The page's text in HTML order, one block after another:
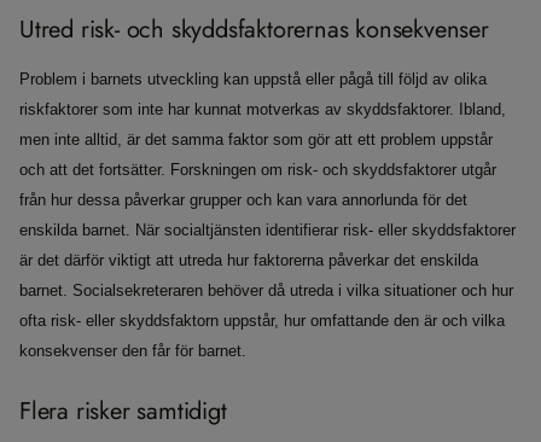
Utred risk- och skyddsfaktorernas konsekvenser
Problem i barnets utveckling kan uppstå eller pågå till följd av olika
riskfaktorer som inte har kunnat motverkas av skyddsfaktorer. Ibland,
men inte alltid, är det samma faktor som gör att ett problem uppstår
och att det fortsätter. Forskningen om risk- och skyddsfaktorer utgår
från hur dessa påverkar grupper och kan vara annorlunda för det
enskilda barnet. När socialtjänsten identifierar risk- eller skyddsfaktorer
är det därför viktigt att utreda hur faktorerna påverkar det enskilda
barnet. Socialsekreteraren behöver då utreda i vilka situationer och hur
ofta risk- eller skyddsfaktorn uppstår, hur omfattande den är och vilka
konsekvenser den får för barnet.
Flera risker samtidigt